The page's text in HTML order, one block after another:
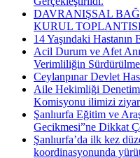
DAVRANIŞSAL
KURUL
14 Yaşındaki
Acil Durum ve Afet
Verimliliğin
Ceylanpınar Devlet
Aile Hekimliği
Komisyonu ilimizi
Şanlıurfa Eğitim ve
Gecikmesi”ne Dikkat
Şanlıurfa’da ilk kez
koordinasyonunda